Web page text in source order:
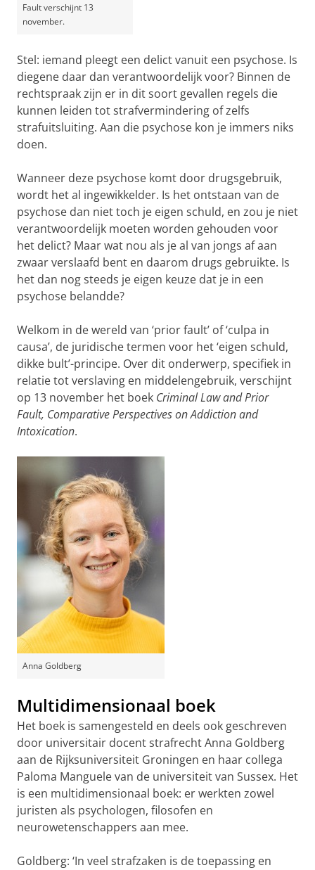
Fault verschijnt 13
november.
Stel: iemand pleegt een delict vanuit een psychose. Is
diegene daar dan verantwoordelijk voor? Binnen de
rechtspraak zijn er in dit soort gevallen regels die
kunnen leiden tot strafvermindering of zelfs
strafuitsluiting. Aan die psychose kon je immers niks
doen.
Wanneer deze psychose komt door drugsgebruik,
wordt het al ingewikkelder. Is het ontstaan van de
psychose dan niet toch je eigen schuld, en zou je niet
verantwoordelijk moeten worden gehouden voor
het delict? Maar wat nou als je al van jongs af aan
zwaar verslaafd bent en daarom drugs gebruikte. Is
het dan nog steeds je eigen keuze dat je in een
psychose belandde?
Welkom in de wereld van ‘prior fault’ of ‘culpa in
causa’, de juridische termen voor het ‘eigen schuld,
dikke bult’-principe. Over dit onderwerp, specifiek in
relatie tot verslaving en middelengebruik, verschijnt
op 13 november het boek Criminal Law and Prior
Fault, Comparative Perspectives on Addiction and
Intoxication.
Anna Goldberg
Multidimensionaal boek
Het boek is samengesteld en deels ook geschreven
door universitair docent strafrecht Anna Goldberg
aan de Rijksuniversiteit Groningen en haar collega
Paloma Manguele van de universiteit van Sussex. Het
is een multidimensionaal boek: er werkten zowel
juristen als psychologen, filosofen en
neurowetenschappers aan mee.
Goldberg: ‘In veel strafzaken is de toepassing en